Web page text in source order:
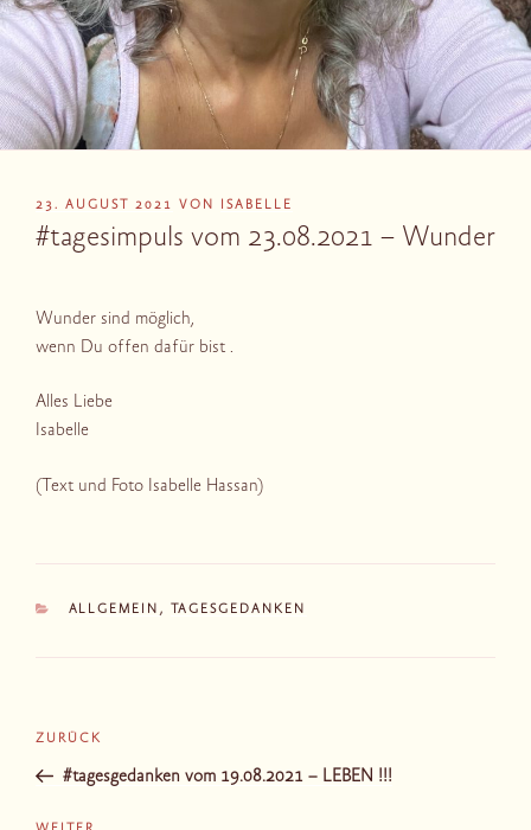
VERÖFFENTLICHT
AM
23. AUGUST 2021 VON ISABELLE
#tagesimpuls vom 23.08.2021 – Wunder
Wunder sind möglich,
wenn Du offen dafür bist .
Alles Liebe
Isabelle
(Text und Foto Isabelle Hassan)
KATEGORIEN
ALLGEMEIN , TAGESGEDANKEN
Beitragsnavigation
Vorheriger
Beitrag
ZURÜCK
#tagesgedanken vom 19.08.2021 – LEBEN !!!